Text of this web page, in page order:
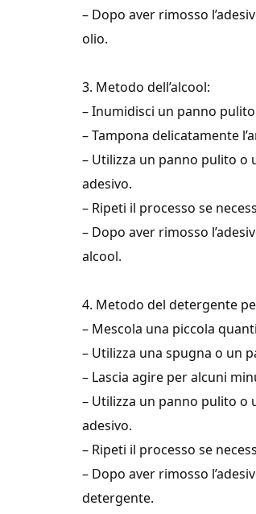
– Dopo aver rimosso
olio.
3. Metodo dell’alcool:
– Inumidisci un panno
– Tampona delicatamente
– Utilizza un panno pulito o
adesivo.
– Ripeti il processo se
– Dopo aver rimosso
alcool.
4. Metodo del detergente
– Mescola una piccola
– Utilizza una spugna o un
– Lascia agire per alcuni
– Utilizza un panno pulito o
adesivo.
– Ripeti il processo se
– Dopo aver rimosso
detergente.